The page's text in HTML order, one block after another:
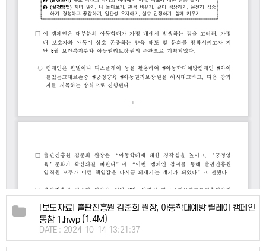
[보도자료] 출판진흥원 김준희 원장, 아동학대예방 릴레이 캠페인
동참 1.hwp(1.4M)
DATE : 2024-10-14 13:21:37